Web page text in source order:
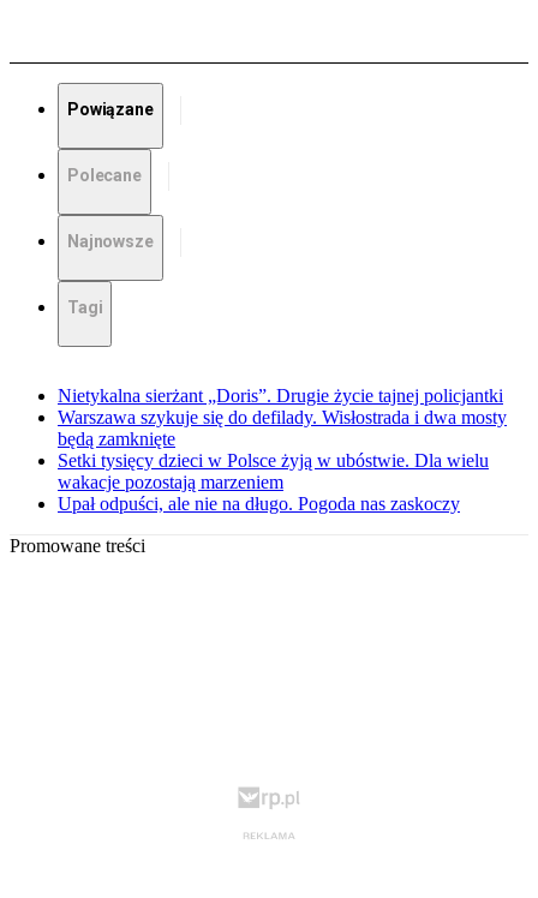
Powiązane
Polecane
Najnowsze
Tagi
Nietykalna sierżant „Doris”. Drugie życie tajnej policjantki
Warszawa szykuje się do defilady. Wisłostrada i dwa mosty
będą zamknięte
Setki tysięcy dzieci w Polsce żyją w ubóstwie. Dla wielu
wakacje pozostają marzeniem
Upał odpuści, ale nie na długo. Pogoda nas zaskoczy
Promowane treści